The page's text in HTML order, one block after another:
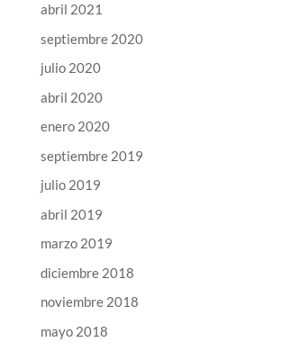
abril 2021
septiembre 2020
julio 2020
abril 2020
enero 2020
septiembre 2019
julio 2019
abril 2019
marzo 2019
diciembre 2018
noviembre 2018
mayo 2018